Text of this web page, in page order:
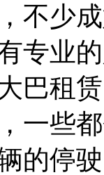
不少
专业
巴租
一些
的停